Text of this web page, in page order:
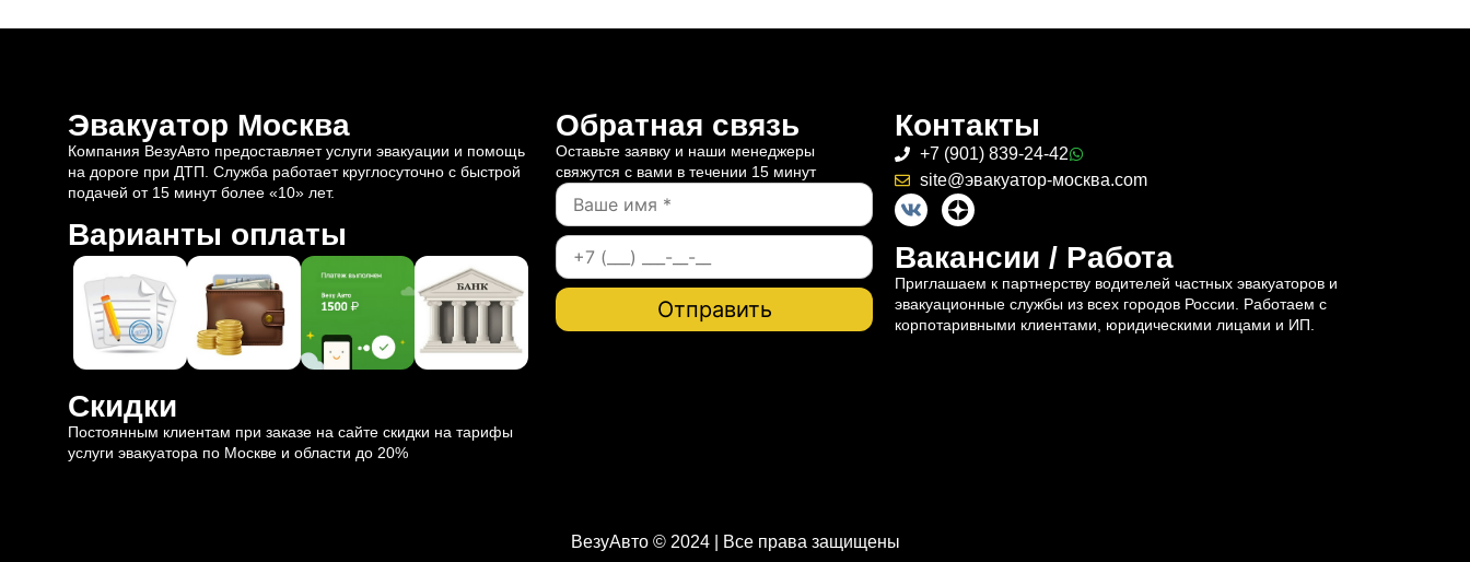
Эвакуатор Москва
Компания ВезуАвто предоставляет услуги эвакуации и помощь
на дороге при ДТП. Служба работает круглосуточно с быстрой
подачей от 15 минут более «10» лет.
Варианты оплаты
Скидки
Постоянным клиентам при заказе на сайте скидки на тарифы
услуги эвакуатора по Москве и области до 20%
Обратная связь
Оставьте заявку и наши менеджеры
свяжутся с вами в течении 15 минут
Контакты
+7 (901) 839-24-42
site@эвакуатор-москва.com
Вакансии / Работа
Приглашаем к партнерству водителей частных эвакуаторов и
эвакуационные службы из всех городов России. Работаем с
корпотаривными клиентами, юридическими лицами и ИП.
ВезуАвто © 2024 | Все права защищены